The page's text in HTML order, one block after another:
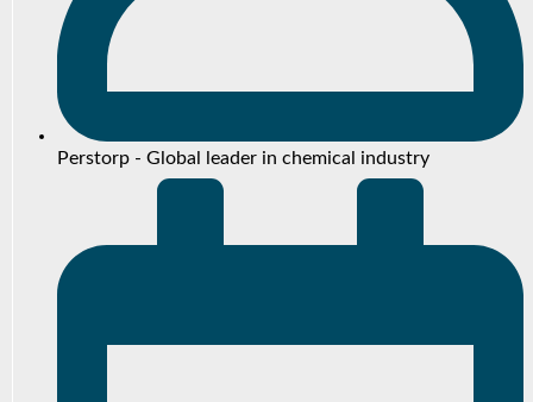
Perstorp - Global leader in chemical industry